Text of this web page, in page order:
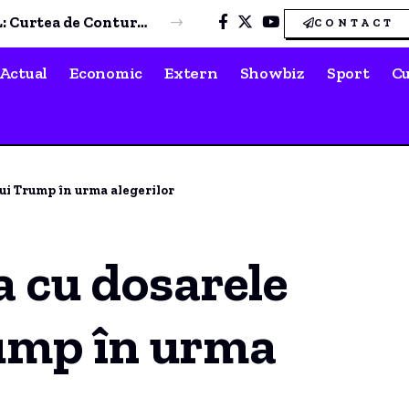
Una dintre cele mai PUTERNICE companii din domeniul distribuției de carburanți din CONSTANȚA, investiție în Portul Tisovița. CONTACT
Economic Extern Showbiz Sport
Trump în urma alegerilor
cu dosarele
în urma